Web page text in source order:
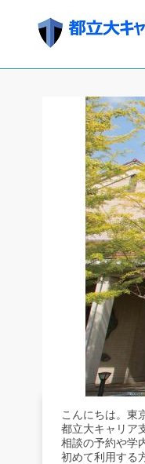
こんにちは。東
都立大キャリア
相談の予約や学
初めて利用する